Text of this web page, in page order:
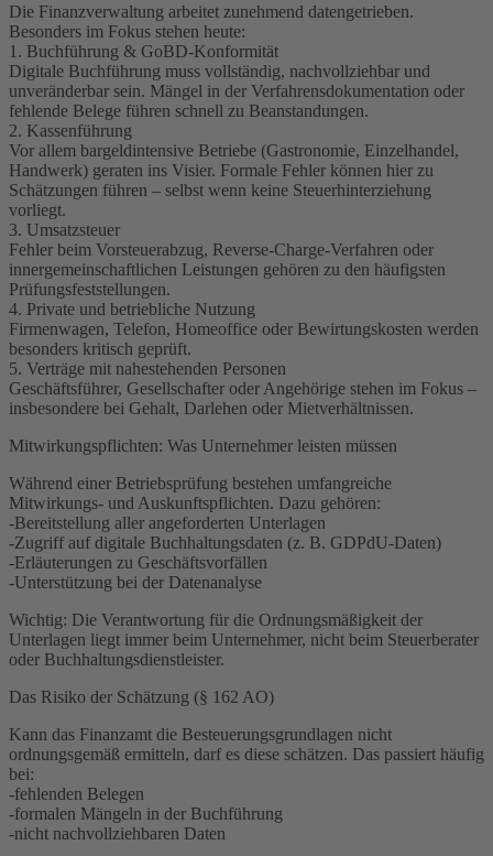
Die Finanzverwaltung arbeitet zunehmend datengetrieben.
Besonders im Fokus stehen heute:
1. Buchführung & GoBD-Konformität
Digitale Buchführung muss vollständig, nachvollziehbar und
unveränderbar sein. Mängel in der Verfahrensdokumentation oder
fehlende Belege führen schnell zu Beanstandungen.
2. Kassenführung
Vor allem bargeldintensive Betriebe (Gastronomie, Einzelhandel,
Handwerk) geraten ins Visier. Formale Fehler können hier zu
Schätzungen führen – selbst wenn keine Steuerhinterziehung
vorliegt.
3. Umsatzsteuer
Fehler beim Vorsteuerabzug, Reverse-Charge-Verfahren oder
innergemeinschaftlichen Leistungen gehören zu den häufigsten
Prüfungsfeststellungen.
4. Private und betriebliche Nutzung
Firmenwagen, Telefon, Homeoffice oder Bewirtungskosten werden
besonders kritisch geprüft.
5. Verträge mit nahestehenden Personen
Geschäftsführer, Gesellschafter oder Angehörige stehen im Fokus –
insbesondere bei Gehalt, Darlehen oder Mietverhältnissen.
Mitwirkungspflichten: Was Unternehmer leisten müssen
Während einer Betriebsprüfung bestehen umfangreiche
Mitwirkungs- und Auskunftspflichten. Dazu gehören:
-Bereitstellung aller angeforderten Unterlagen
-Zugriff auf digitale Buchhaltungsdaten (z. B. GDPdU-Daten)
-Erläuterungen zu Geschäftsvorfällen
-Unterstützung bei der Datenanalyse
Wichtig: Die Verantwortung für die Ordnungsmäßigkeit der
Unterlagen liegt immer beim Unternehmer, nicht beim Steuerberater
oder Buchhaltungsdienstleister.
Das Risiko der Schätzung (§ 162 AO)
Kann das Finanzamt die Besteuerungsgrundlagen nicht
ordnungsgemäß ermitteln, darf es diese schätzen. Das passiert häufig
bei:
-fehlenden Belegen
-formalen Mängeln in der Buchführung
-nicht nachvollziehbaren Daten